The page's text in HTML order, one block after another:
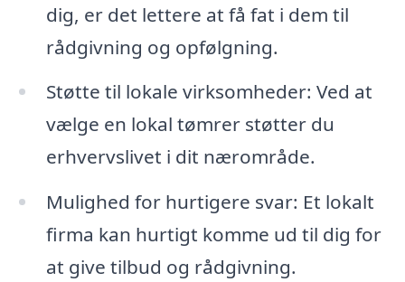
dig, er det lettere at få fat i dem til
rådgivning og opfølgning.
Støtte til lokale virksomheder: Ved at
vælge en lokal tømrer støtter du
erhvervslivet i dit nærområde.
Mulighed for hurtigere svar: Et lokalt
firma kan hurtigt komme ud til dig for
at give tilbud og rådgivning.